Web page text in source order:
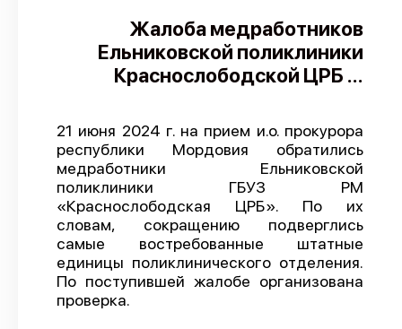
Новости
Карта событий
Отчеты
Предложить публикацию
Справочник
API
О проекте
Политика конфиденциальности
Жалоба медработников
Ельниковской поликлиники
Краснослободской ЦРБ ...
21 июня 2024 г. на прием и.о. прокурора
республики Мордовия обратились
медработники Ельниковской
поликлиники ГБУЗ РМ
«Краснослободская ЦРБ». По их
словам, сокращению подверглись
самые востребованные штатные
единицы поликлинического отделения.
По поступившей жалобе организована
проверка.